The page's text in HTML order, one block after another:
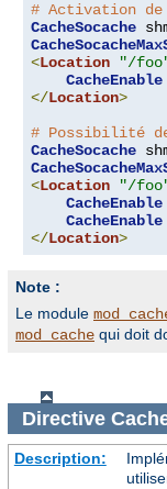
# Activation de
CacheSocache
<Location "/
CacheEnable
</Location>
# Possibilité
CacheSocache
<Location "/
CacheEnable
CacheEnable
</Location>
Note :
Le module
mod_cache qui doit
Directive
Description: